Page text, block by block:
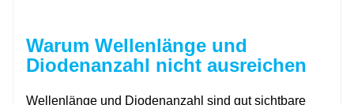
Warum Wellenlänge und
Diodenanzahl nicht ausreichen
Wellenlänge und Diodenanzahl sind gut sichtbare